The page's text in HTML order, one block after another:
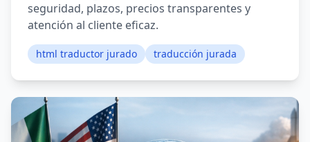
seguridad, plazos, precios transparentes y
atención al cliente eficaz.
html traductor jurado traducción jurada